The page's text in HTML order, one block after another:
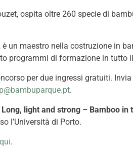
ospita oltre 260 specie di
un maestro nella costruzione in
programmi di formazione in tutto
per due ingressi gratuiti.
.
Long, light and strong – Bamboo in
l’Università di Porto.
qui.